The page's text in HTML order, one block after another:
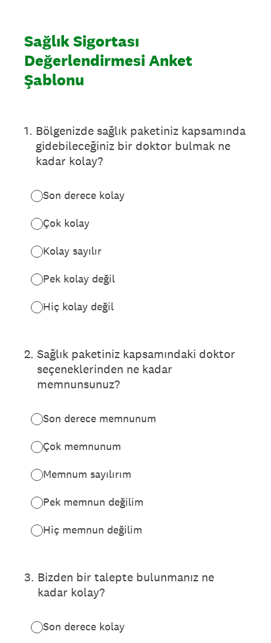
Sağlık Sigortası
Değerlendirmesi Anket
Şablonu
1. Bölgenizde sağlık paketiniz kapsamında
gidebileceğiniz bir doktor bulmak ne
kadar kolay?
Son derece kolay
Çok kolay
Kolay sayılır
Pek kolay değil
Hiç kolay değil
2. Sağlık paketiniz kapsamındaki doktor
seçeneklerinden ne kadar
memnunsunuz?
Son derece memnunum
Çok memnunum
Memnum sayılırım
Pek memnun değilim
Hiç memnun değilim
3. Bizden bir talepte bulunmanız ne
kadar kolay?
Son derece kolay